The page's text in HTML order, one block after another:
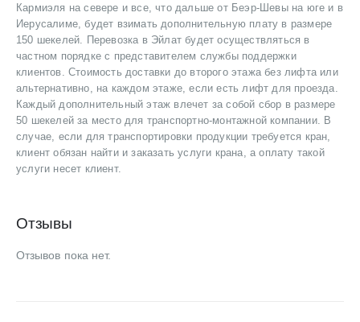
Кармиэля на севере и все, что дальше от Беэр-Шевы на юге и в
Иерусалиме, будет взимать дополнительную плату в размере
150 шекелей. Перевозка в Эйлат будет осуществляться в
частном порядке с представителем службы поддержки
клиентов. Стоимость доставки до второго этажа без лифта или
альтернативно, на каждом этаже, если есть лифт для проезда.
Каждый дополнительный этаж влечет за собой сбор в размере
50 шекелей за место для транспортно-монтажной компании. В
случае, если для транспортировки продукции требуется кран,
клиент обязан найти и заказать услуги крана, а оплату такой
услуги несет клиент.
Отзывы
Отзывов пока нет.